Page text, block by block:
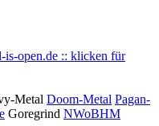
Metal Doom-Metal Pagan-
Goregrind NWoBHM